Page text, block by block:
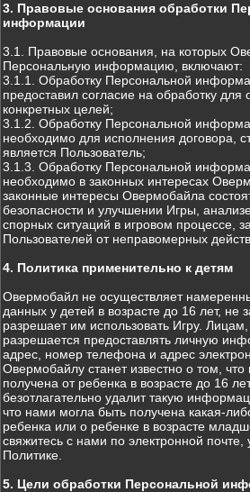
3. Правовые основания обработки
информации
3.1. Правовые основания, на которых
Персональную информацию, включают:
3.1.1. Обработку Персональной
предоставил согласие на обработку для
конкретных целей;
3.1.2. Обработку Персональной
необходимо для исполнения договора,
является Пользователь;
3.1.3. Обработку Персональной
необходимо в законных интересах
законные интересы Овермобайла
безопасности и улучшении Игры,
спорных ситуаций в игровом процессе,
Пользователей от неправомерных
4. Политика применительно к детям
Овермобайл не осуществляет
данных у детей в возрасте до 16 лет, не
разрешает им использовать Игру.
разрешается предоставлять личную
адрес, номер телефона и адрес
Овермобайлу станет известно о том,
получена от ребенка в возрасте до 16
безотлагательно удалит такую
что нами могла быть получена какая-
ребенка или о ребенке в возрасте
свяжитесь с нами по электронной почте,
Политике.
5. Цели обработки Персональной